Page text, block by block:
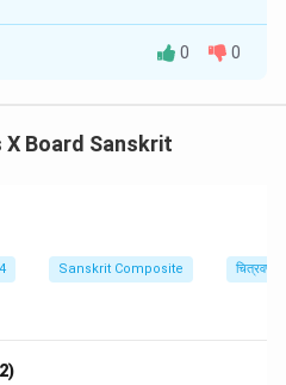
(2nd Person Singular)
Singular) रूपम् अस्ति (यथा
is 2nd person singular.
singular form of the
is the 3rd person singular
0 0
Board Sanskrit
Sanskrit Composite